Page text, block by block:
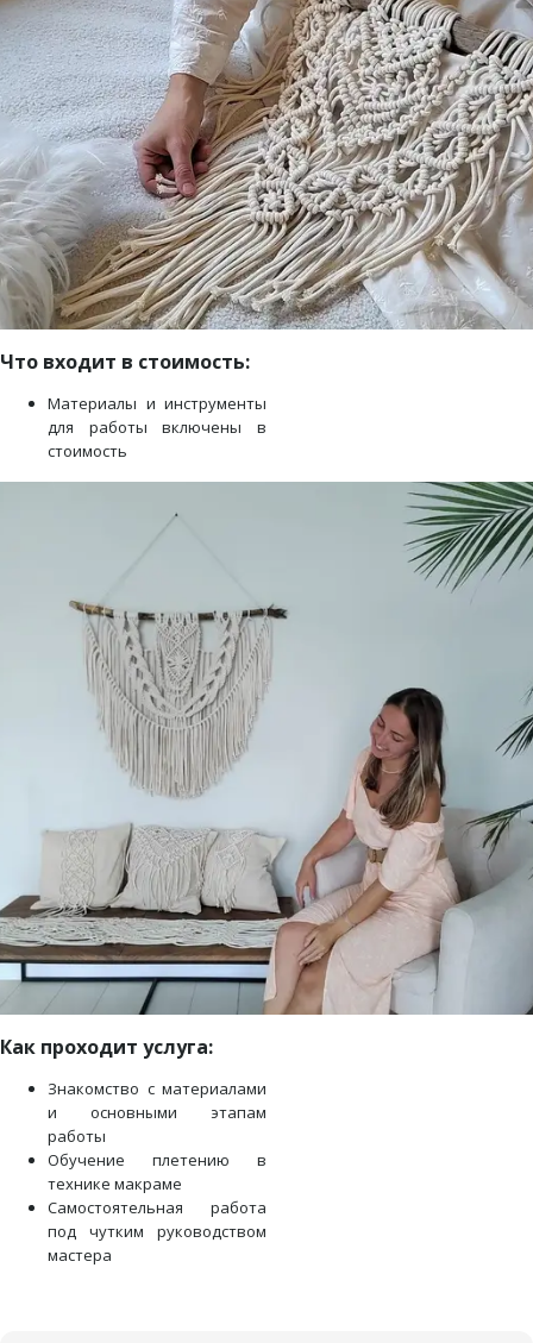
Что входит в стоимость:
Материалы и инструменты
для работы включены в
стоимость
Как проходит услуга:
Знакомство с материалами
и основными этапам
работы
Обучение плетению в
технике макраме
Самостоятельная работа
под чутким руководством
мастера